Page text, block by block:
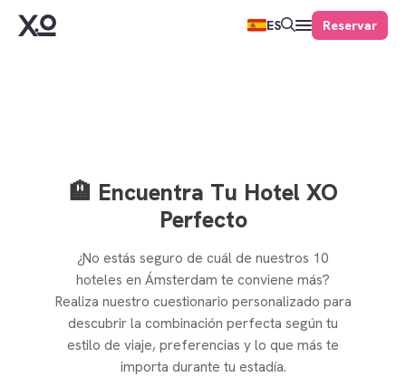
ES Reservar
🏨 Encuentra Tu Hotel XO
Perfecto
¿No estás seguro de cuál de nuestros 10
hoteles en Ámsterdam te conviene más?
Realiza nuestro cuestionario personalizado para
descubrir la combinación perfecta según tu
estilo de viaje, preferencias y lo que más te
importa durante tu estadía.